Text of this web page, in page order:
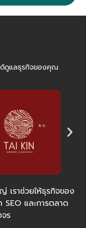
ด้ดูแลธุรกิจของคุณ
เราช่วยให้ธุรกิจของ
และการตลาด
ร